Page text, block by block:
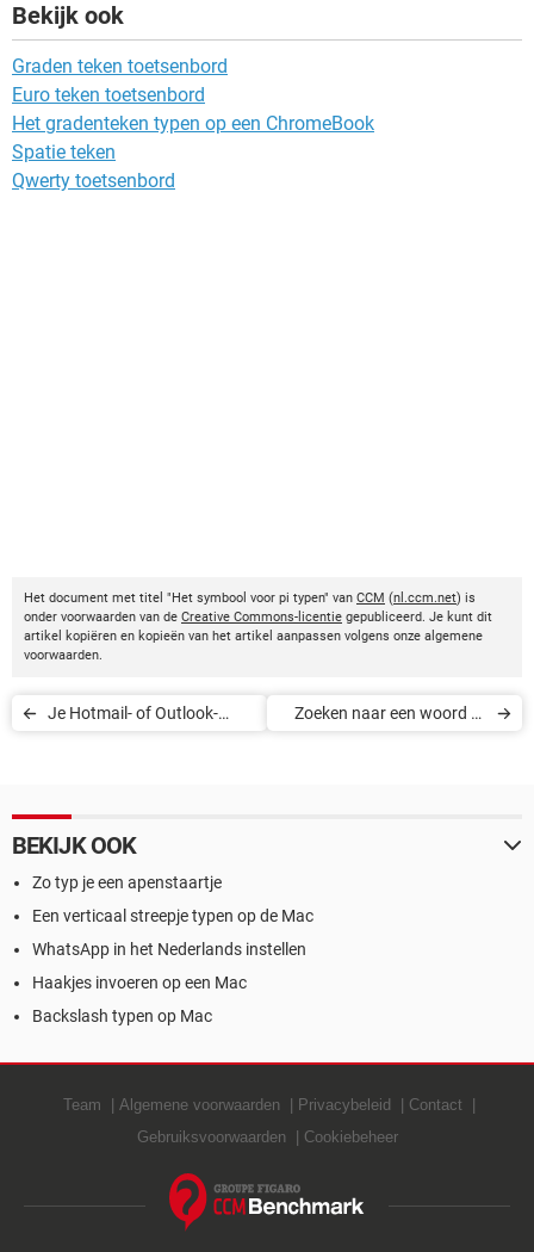
Bekijk ook
Graden teken toetsenbord
Euro teken toetsenbord
Het gradenteken typen op een ChromeBook
Spatie teken
Qwerty toetsenbord
Het document met titel "Het symbool voor pi typen" van CCM (nl.ccm.net) is
onder voorwaarden van de Creative Commons-licentie gepubliceerd. Je kunt dit
artikel kopiëren en kopieën van het artikel aanpassen volgens onze algemene
voorwaarden.
Je Hotmail- of Outlook-
Zoeken naar een woord of
BEKIJK OOK
Zo typ je een apenstaartje
Een verticaal streepje typen op de Mac
WhatsApp in het Nederlands instellen
Haakjes invoeren op een Mac
Backslash typen op Mac
Team Algemene voorwaarden Privacybeleid
Contact
Gebruiksvoorwaarden
Cookiebeheer